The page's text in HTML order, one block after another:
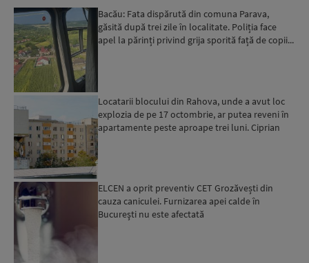
Bacău: Fata dispărută din comuna Parava,
găsită după trei zile în localitate. Poliția face
apel la părinți privind grija sporită față de copii...
Locatarii blocului din Rahova, unde a avut loc
explozia de pe 17 octombrie, ar putea reveni în
apartamente peste aproape trei luni. Ciprian
ELCEN a oprit preventiv CET Grozăvești din
cauza caniculei. Furnizarea apei calde în
Bucureşti nu este afectată